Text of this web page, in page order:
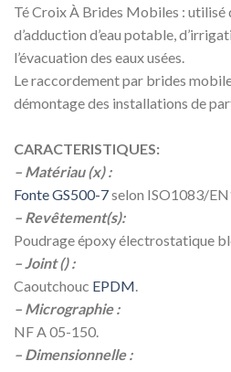
Té Croix À Brides Mobiles : utilisé
d’adduction d’eau potable,
l’évacuation des eaux usées.
Le raccordement par brides
démontage des installations de
CARACTERISTIQUES:
– Matériau (x) :
Fonte GS500-7selon ISO1083/
– Revêtement(s):
Poudrage époxy électrostatique
– Joint () :
Caoutchouc EPDM
– Micrographie :
NF A 05-150.
– Dimensionnelle :